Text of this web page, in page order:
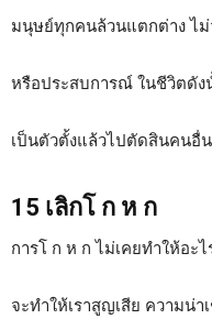
มนุษย์ทุกคนล้วนแตกต่าง ไม่
หรือประสบการณ์ ในชีวิตดัง
เป็นตัวตั้งแล้วไปตัดสินคนอื่
15 เลิกโ ก ห ก
การโ ก ห ก ไม่เคยทำให้อะ
จะทำให้เราสูญเสีย ความน่